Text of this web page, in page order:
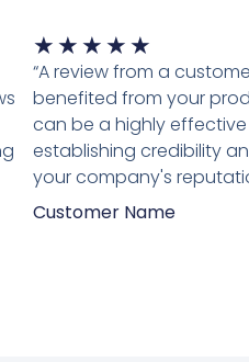
★ ★ ★ ★ ★
5
van
5
“A review from a
benefited from your
can be a highly
establishing credibility
your company's
Customer Name